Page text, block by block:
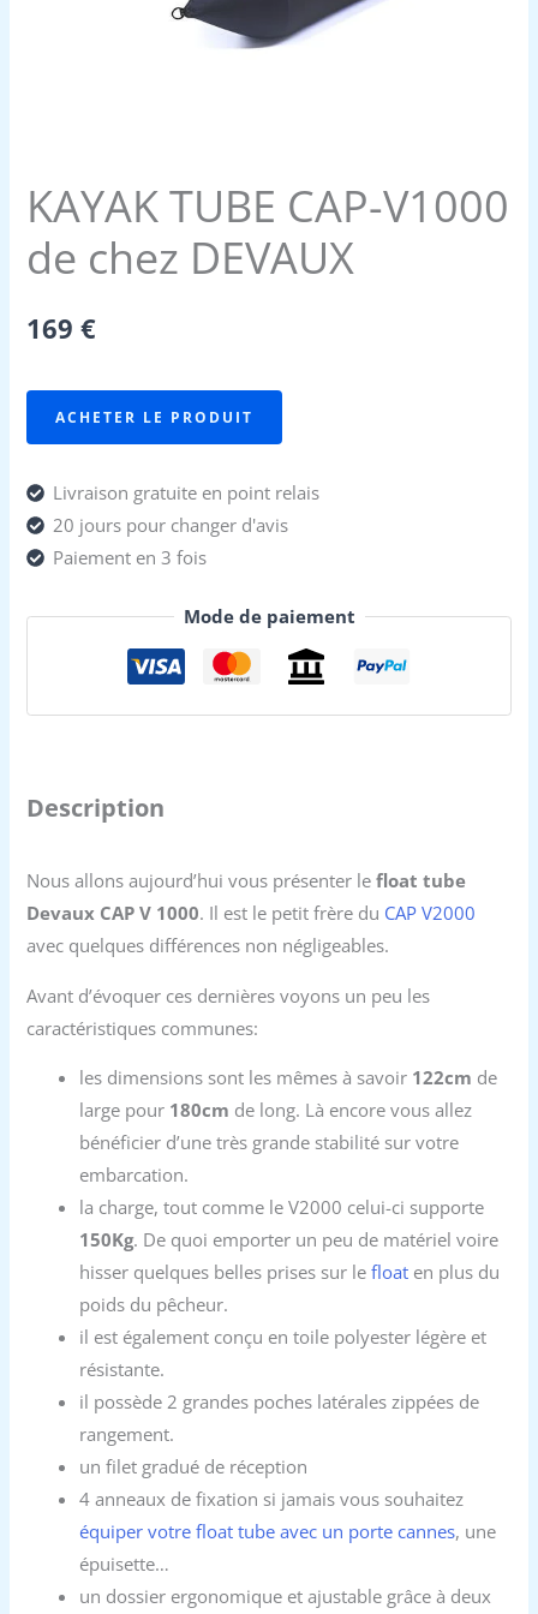
KAYAK TUBE CAP-V1000
de chez DEVAUX
169€
ACHETER LE PRODUIT
Livraison gratuite en point relais
20 jours pour changer d'avis
Paiement en 3 fois
Mode de paiement
Description
Nous allons aujourd’hui vous présenter lefloat tube
Devaux CAP V 1000. Il est le petit frère du CAP V2000
avec quelques différences non négligeables.
Avant d’évoquer ces dernières voyons un peu les
caractéristiques communes:
les dimensions sont les mêmes à savoir 122cm de
large pour 180cm de long. Là encore vous allez
bénéficier d’une très grande stabilité sur votre
embarcation.
la charge, tout comme le V2000 celui-ci supporte
150Kg. De quoi emporter un peu de matériel voire
hisser quelques belles prises sur lefloat en plus du
poids du pêcheur.
il est également conçu en toile polyester légère et
résistante.
il possède 2 grandes poches latérales zippées de
rangement.
un filet gradué de réception
4 anneaux de fixation si jamais vous souhaitez
équiper votre float tube avec un porte cannes, une
épuisette…
un dossier ergonomique et ajustable grâce à deux